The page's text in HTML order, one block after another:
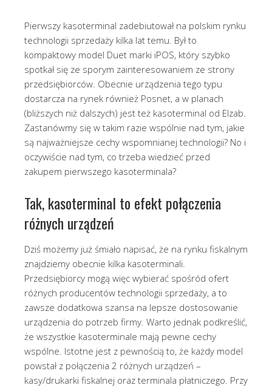
Pierwszy kasoterminal zadebiutował na polskim rynku
technologii sprzedaży kilka lat temu. Był to
kompaktowy model Duet marki iPOS, który szybko
spotkał się ze sporym zainteresowaniem ze strony
przedsiębiorców. Obecnie urządzenia tego typu
dostarcza na rynek również Posnet, a w planach
(bliższych niż dalszych) jest też kasoterminal od Elzab.
Zastanówmy się w takim razie wspólnie nad tym, jakie
są najważniejsze cechy wspomnianej technologii? No i
oczywiście nad tym, co trzeba wiedzieć przed
zakupem pierwszego kasoterminala?
Tak, kasoterminal to efekt połączenia
różnych urządzeń
Dziś możemy już śmiało napisać, że na rynku fiskalnym
znajdziemy obecnie kilka kasoterminali.
Przedsiębiorcy mogą więc wybierać spośród ofert
różnych producentów technologii sprzedaży, a to
zawsze dodatkowa szansa na lepsze dostosowanie
urządzenia do potrzeb firmy. Warto jednak podkreślić,
że wszystkie kasoterminale mają pewne cechy
wspólne. Istotne jest z pewnością to, że każdy model
powstał z połączenia 2 różnych urządzeń –
kasy/drukarki fiskalnej oraz terminala płatniczego. Przy